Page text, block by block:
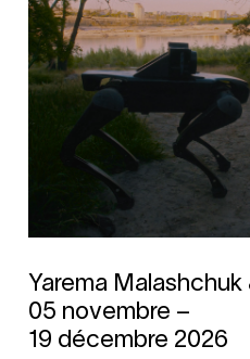
Yarema Malashchuk
05 novembre –
19 décembre 2026